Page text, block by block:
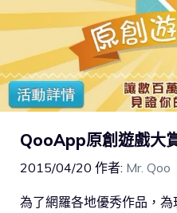
QooApp原創遊戲大
2015/04/20 作者: Mr. Qoo
為了網羅各地優秀作品，